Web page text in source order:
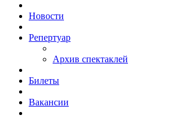
Новости
Репертуар
Архив спектаклей
Билеты
Вакансии